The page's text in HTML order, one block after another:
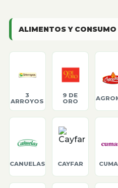
ALIMENTOS Y
3
ARROYOS
9 DE
ORO
CANUELAS CAYFAR